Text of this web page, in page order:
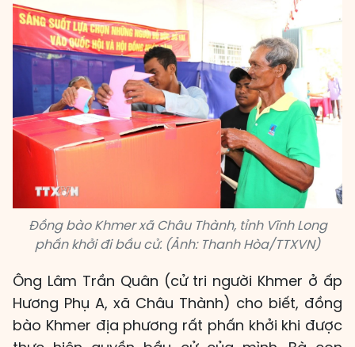
Đồng bào Khmer xã Châu Thành, tỉnh Vĩnh Long
phấn khởi đi bầu cử. (Ảnh: Thanh Hòa/TTXVN)
Ông Lâm Trần Quân (cử tri người Khmer ở ấp
Hương Phụ A, xã Châu Thành) cho biết, đồng
bào Khmer địa phương rất phấn khởi khi được